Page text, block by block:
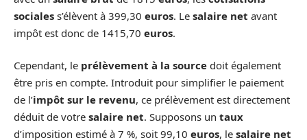
sociales s’élèvent à 399,30 euros. Le salaire net avant
impôt est donc de 1415,70 euros.
Cependant, le prélèvement à la source doit également
être pris en compte. Introduit pour simplifier le paiement
de l’impôt sur le revenu, ce prélèvement est directement
déduit de votre salaire net. Supposons un taux
d’imposition estimé à 7 %, soit 99,10 euros, le salaire net